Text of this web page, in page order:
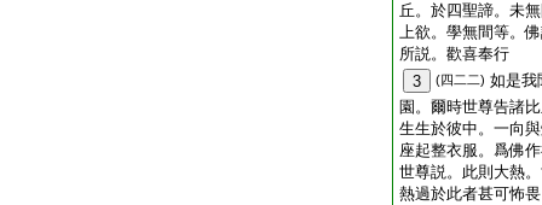
丘。於四聖諦。未
上欲。學無間等。
所説。歡喜奉行
3
(四二二) 如是我
園。爾時世尊告諸
生生於彼中。一向
座起整衣服。爲佛
世尊説。此則大熱
熱過於此者甚可怖